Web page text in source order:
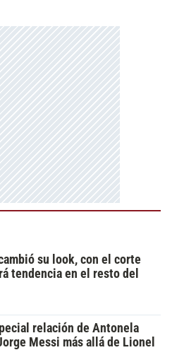
su look, con el corte
tendencia en el resto del
relación de Antonela
Messi más allá de Lionel